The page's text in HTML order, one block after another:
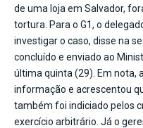
de uma loja em Salvador,
tortura. Para o G1, o
investigar o caso, disse na
concluído e enviado ao
última quinta (29). Em nota,
informação e acrescentou
também foi indiciado pelos
exercício arbitrário. Já o